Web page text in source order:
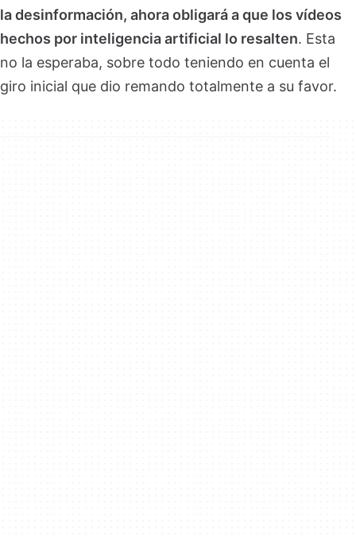
la desinformación, ahora obligará a que los vídeos
hechos por inteligencia artificial lo resalten. Esta
no la esperaba, sobre todo teniendo en cuenta el
giro inicial que dio remando totalmente a su favor.